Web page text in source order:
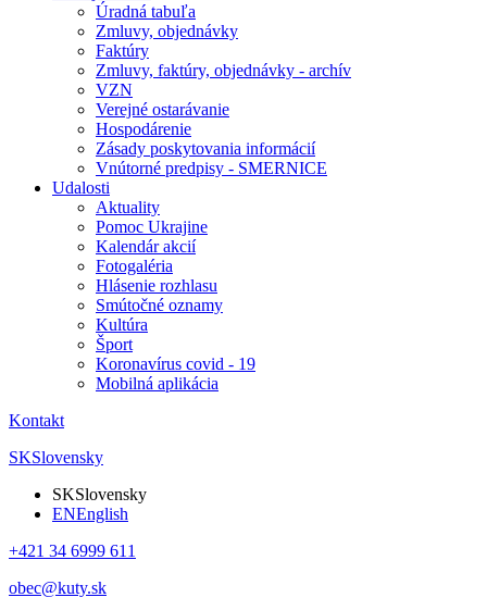
Úradná tabuľa
Zmluvy, objednávky
Faktúry
Zmluvy, faktúry, objednávky - archív
VZN
Verejné ostarávanie
Hospodárenie
Zásady poskytovania informácií
Vnútorné predpisy - SMERNICE
Udalosti
Aktuality
Pomoc Ukrajine
Kalendár akcií
Fotogaléria
Hlásenie rozhlasu
Smútočné oznamy
Kultúra
Šport
Koronavírus covid - 19
Mobilná aplikácia
Kontakt
SKSlovensky
SKSlovensky
ENEnglish
+421 34 6999 611
obec@kuty.sk